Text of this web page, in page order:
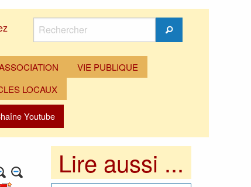
Rechercher
Rechercher
VIE PUBLIQUE
LOCAUX
Youtube
Lire aussi ...